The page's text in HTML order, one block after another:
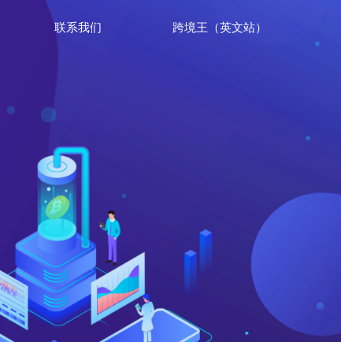
联系我们 跨境王（英文站）